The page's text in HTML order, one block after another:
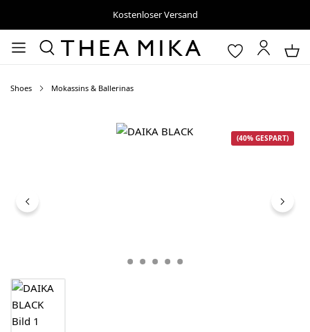
Kostenloser Versand
Shoes Mokassins & Ballerinas
Bildergalerie überspringen
(40% GESPART)